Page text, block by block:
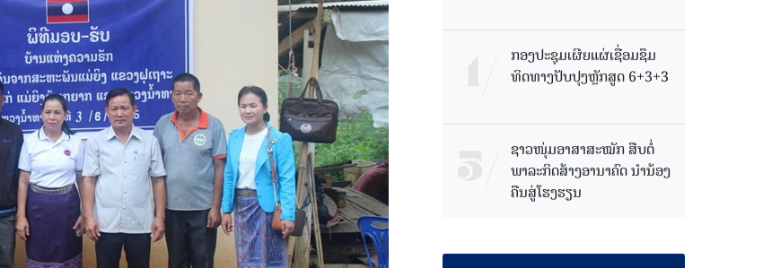
ກອງປະຊຸມເຜີຍແຜ່ເຊື່ອມຊຶມ
ທິດທາງປັບປຸງຫຼັກສູດ 6+3+3
ຊາວໜຸ່ມອາສາສະໝັກ ສືບຕໍ່
ພາລະກິດສ້າງອານາຄົດ ນໍານ້ອງ
ຄືນສູ່ໂຮງຮຽນ